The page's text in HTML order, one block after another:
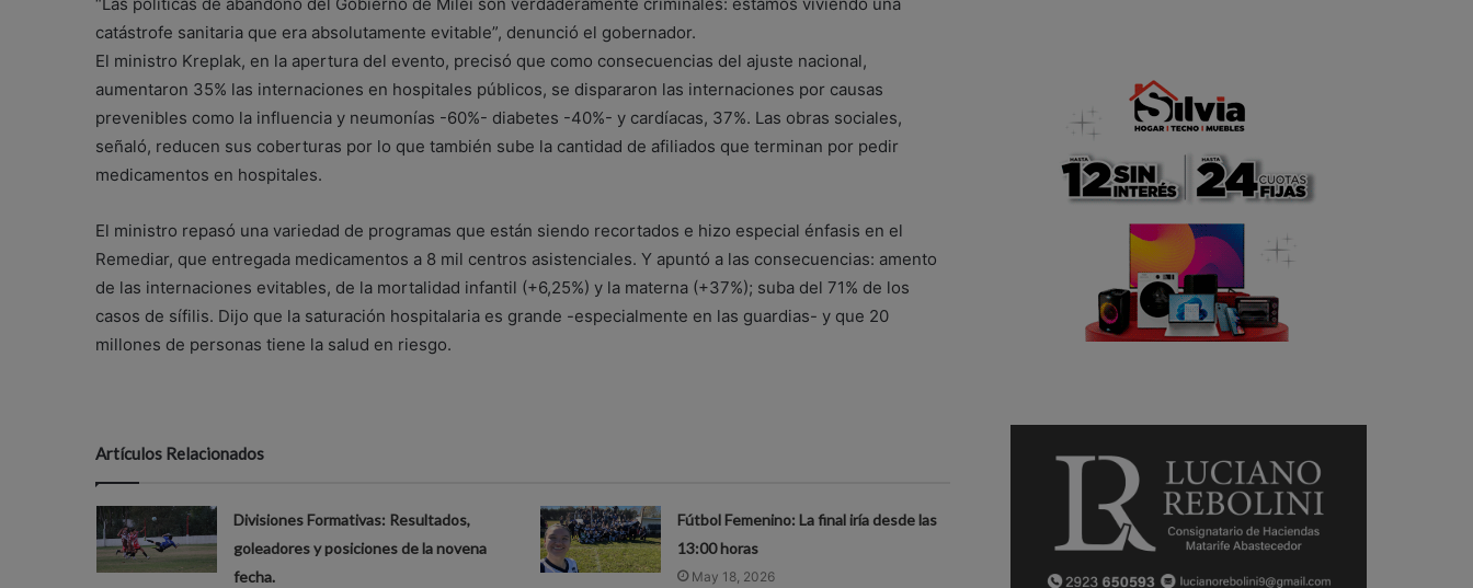
“Las políticas de abandono del Gobierno de Milei son verdaderamente criminales: estamos viviendo una
catástrofe sanitaria que era absolutamente evitable”, denunció el gobernador.
El ministro Kreplak, en la apertura del evento, precisó que como consecuencias del ajuste nacional,
aumentaron 35% las internaciones en hospitales públicos, se dispararon las internaciones por causas
prevenibles como la influencia y neumonías -60%- diabetes -40%- y cardíacas, 37%. Las obras sociales,
señaló, reducen sus coberturas por lo que también sube la cantidad de afiliados que terminan por pedir
medicamentos en hospitales.
El ministro repasó una variedad de programas que están siendo recortados e hizo especial énfasis en el
Remediar, que entregada medicamentos a 8 mil centros asistenciales. Y apuntó a las consecuencias: amento
de las internaciones evitables, de la mortalidad infantil (+6,25%) y la materna (+37%); suba del 71% de los
casos de sífilis. Dijo que la saturación hospitalaria es grande -especialmente en las guardias- y que 20
millones de personas tiene la salud en riesgo.
Artículos Relacionados
Divisiones Formativas: Resultados,
goleadores y posiciones de la novena
fecha.
Fútbol Femenino: La final iría desde las
13:00 horas
May 18, 2026